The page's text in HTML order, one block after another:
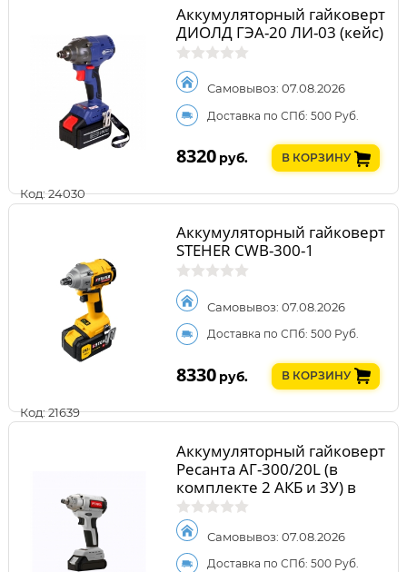
Код: 24030
Аккумуляторный гайковерт
ДИОЛД ГЭА-20 ЛИ-03 (кейс)
Самовывоз: 07.08.2026
Доставка по СПб: 500 Руб.
8320 руб. В КОРЗИНУ
Код: 21639
Аккумуляторный гайковерт
STEHER CWB-300-1
Самовывоз: 07.08.2026
Доставка по СПб: 500 Руб.
8330 руб. В КОРЗИНУ
Аккумуляторный гайковерт
Ресанта АГ-300/20L (в
комплекте 2 АКБ и ЗУ) в
кейсе
Самовывоз: 07.08.2026
Доставка по СПб: 500 Руб.